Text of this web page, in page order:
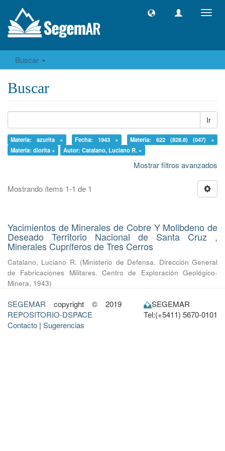
Buscar
Buscar
Ir
Materia: azurita × Fecha: 1943 ×
Materia: 622 (828.8) (047) ×
Materia: diorita ×
Autor: Catalano, Luciano R. ×
Mostrar filtros avanzados
Mostrando ítems 1-1 de 1
Yacimientos de Minerales de Cobre Y Molibdeno de
Deseado Territorio Nacional de Santa Cruz ,
Minerales Cupríferos de Tres Cerros
Catalano, Luciano R. (Ministerio de Defensa. Dirección General
de Fabricaciones Militares. Centro de Exploración Geológico-
Minera, 1943)
SEGEMAR copyright © 2019
REPOSITORIO-DSPACE
Contacto | Sugerencias
SEGEMAR
Tel:(+5411) 5670-0101